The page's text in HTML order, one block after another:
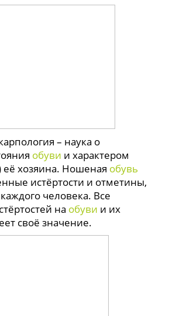
– наука о
обуви и характером
хозяина. Ношеная обувь
истёртости и отметины,
человека. Все
на обуви и их
своё значение.